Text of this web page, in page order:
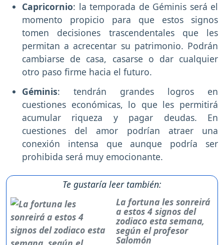
Capricornio: la temporada de Géminis será el
momento propicio para que estos signos
tomen decisiones trascendentales que les
permitan a acrecentar su patrimonio. Podrán
cambiarse de casa, casarse o dar cualquier
otro paso firme hacia el futuro.
Géminis: tendrán grandes logros en
cuestiones económicas, lo que les permitirá
acumular riqueza y pagar deudas. En
cuestiones del amor podrían atraer una
conexión intensa que aunque podría ser
prohibida será muy emocionante.
Te gustaría leer también:
La fortuna les sonreirá
a estos 4 signos del
zodiaco esta semana,
según el profesor
Salomón